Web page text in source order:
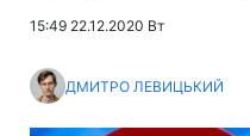
15:49 22.12.2020 Вт
ДМИТРО ЛЕВИЦЬКИЙ